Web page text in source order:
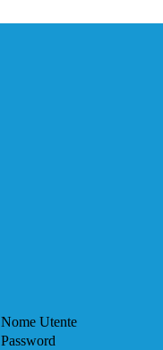
Nome Utente
Password